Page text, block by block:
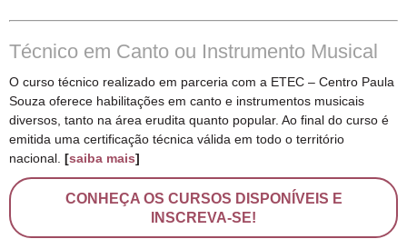
Técnico em Canto ou Instrumento Musical
O curso técnico realizado em parceria com a ETEC – Centro Paula
Souza oferece habilitações em canto e instrumentos musicais
diversos, tanto na área erudita quanto popular. Ao final do curso é
emitida uma certificação técnica válida em todo o território
nacional. [saiba mais]
CONHEÇA OS CURSOS DISPONÍVEIS E
INSCREVA-SE!